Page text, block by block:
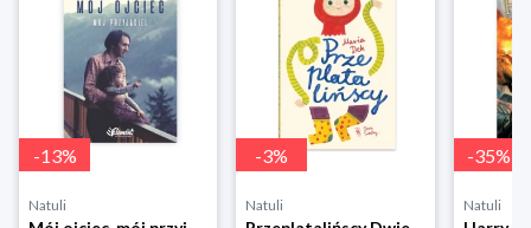
-13%
Natuli
-3%
Natuli
-35%
Natuli